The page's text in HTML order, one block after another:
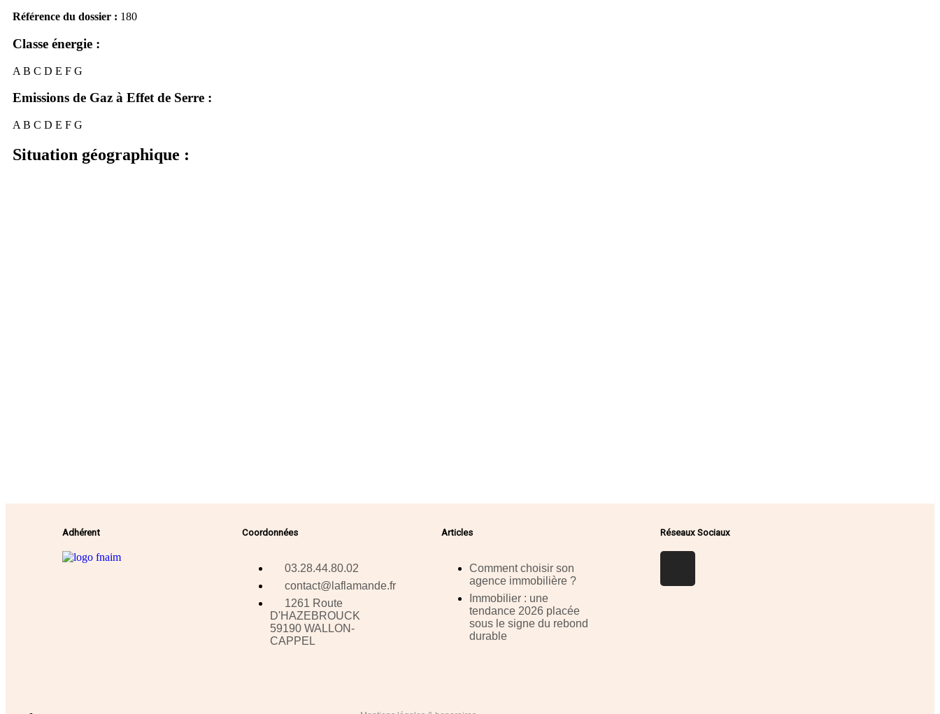
Référence du dossier : 180
Classe énergie :
A B C D E F G
Emissions de Gaz à Effet de Serre :
A B C D E F G
Situation géographique :
Adhérent Coordonnées
03.28.44.80.02
contact@laflamande.fr
1261 Route
D'HAZEBROUCK
59190 WALLON-
CAPPEL
Articles
Comment choisir son
agence immobilière ?
Immobilier : une
tendance 2026 placée
sous le signe du rebond
durable
Réseaux Sociaux